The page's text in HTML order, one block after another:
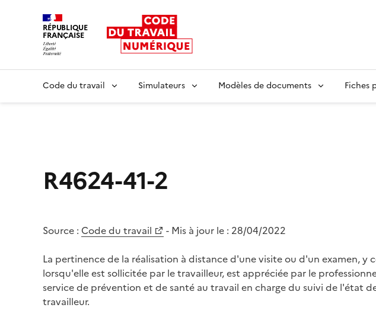
RÉPUBLIQUE
FRANÇAISE
Code du travail Simulateurs Modèles de documents Fiches
R4624-41-2
Source : Code du travail - Mis à jour le : 28/04/2022
La pertinence de la réalisation à distance d'une visite ou d'un examen, y
lorsqu'elle est sollicitée par le travailleur, est appréciée par le
service de prévention et de santé au travail en charge du suivi de l'état
travailleur.